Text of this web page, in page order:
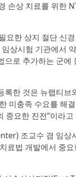
상 치료를 위한
요한 상지 절단 신
상시험 기관에서
로 추가하는 군에
한 것은 뉴랩티브
미충족 수요를 해
중요한 진전”이라고
조교수 겸 임상
료법 개발에서 중